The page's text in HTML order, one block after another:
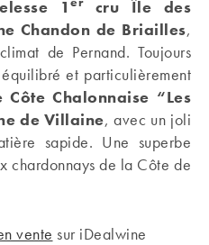
1
cru Île des
Chandon de Briailles,
de Pernand. Toujours
et particulièrement
Côte Chalonnaise “Les
de Villaine, avec un joli
sapide. Une superbe
chardonnays de la Côte de
vente sur iDealwine